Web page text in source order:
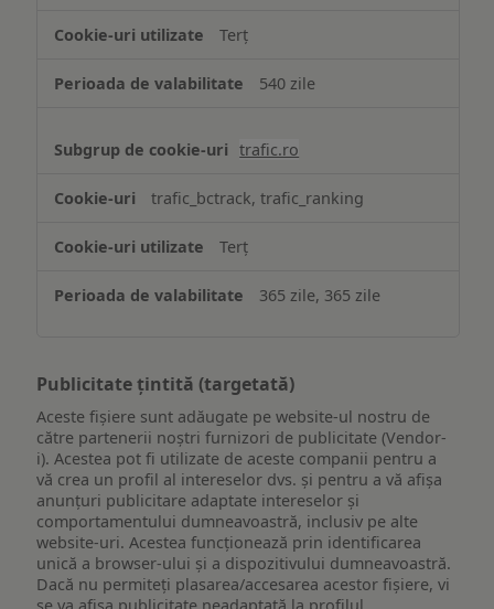
Terț
540 zile
trafic.ro
trafic_bctrack, trafic_ranking
Terț
365 zile, 365 zile
Publicitate țintită (targetată)
Aceste fișiere sunt adăugate pe website-ul nostru de
către partenerii noștri furnizori de publicitate (Vendor-
i). Acestea pot fi utilizate de aceste companii pentru a
vă crea un profil al intereselor dvs. și pentru a vă afișa
anunțuri publicitare adaptate intereselor și
comportamentului dumneavoastră, inclusiv pe alte
website-uri. Acestea funcționează prin identificarea
unică a browser-ului și a dispozitivului dumneavoastră.
Dacă nu permiteți plasarea/accesarea acestor fișiere, vi